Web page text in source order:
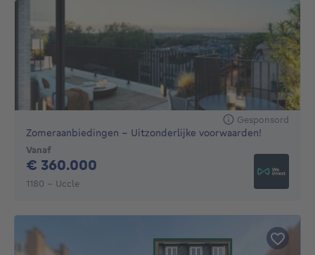
Gesponsord
Zomeraanbiedingen – Uitzonderlijke voorwaarden!
Vanaf
€ 360.000
1180 - Uccle